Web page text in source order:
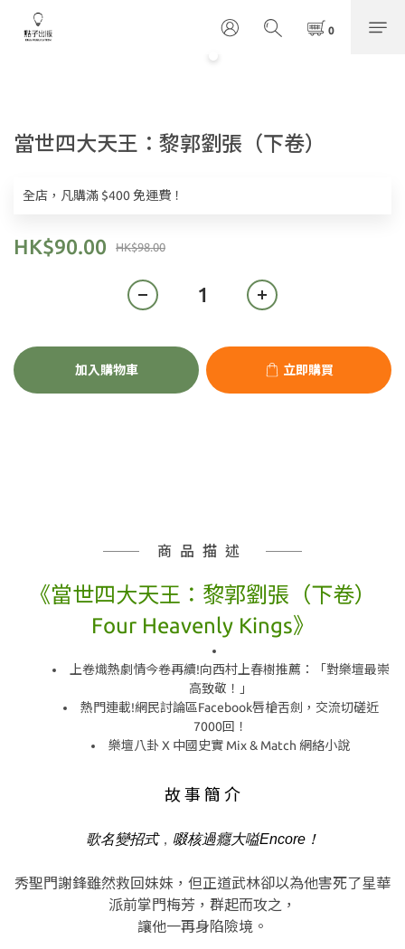
當世四大天王：黎郭劉張（下卷）
全店，凡購滿 $400 免運費！
HK$98.00
HK$90.00
加入購物車 立即購買
商品描述
《當世四大天王：黎郭劉張（下卷）
Four Heavenly Kings》
上卷熾熱劇情今卷再續!向西村上春樹推薦：「對樂壇最崇
高致敬！」
熱門連載!網民討論區Facebook唇槍舌劍，交流切磋近
7000回！
樂壇八卦 X 中國史實 Mix & Match 網絡小說
故 事 簡 介
歌名變招式， 啜核過癮大嗌Encore！
秀聖門謝鋒雖然救回妹妹 ， 但正道武林卻以為他害死了星華
派前掌門梅芳 ， 群起而攻之 ，
讓他一再身陷險境。